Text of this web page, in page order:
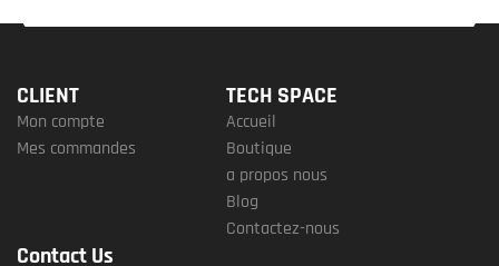
CLIENT
Mon compte
Mes commandes
TECH SPACE
Accueil
Boutique
a propos nous
Blog
Contactez-nous
Contact Us